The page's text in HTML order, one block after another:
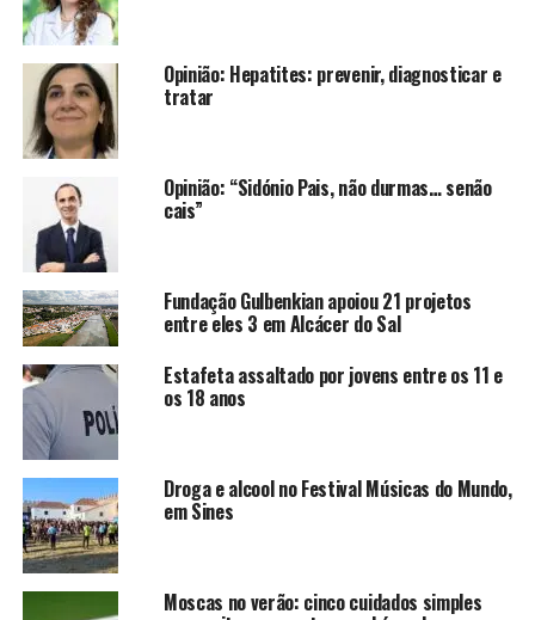
Opinião: Hepatites: prevenir, diagnosticar e
tratar
Opinião: “Sidónio Pais, não durmas… senão
cais”
Fundação Gulbenkian apoiou 21 projetos
entre eles 3 em Alcácer do Sal
Estafeta assaltado por jovens entre os 11 e
os 18 anos
Droga e alcool no Festival Músicas do Mundo,
em Sines
Moscas no verão: cinco cuidados simples